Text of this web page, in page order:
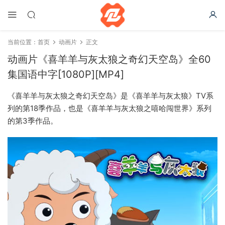
当前位置： 首页 动画片 正文
动画片《喜羊羊与灰太狼之奇幻天空岛》全60
集国语中字[1080P][MP4]
《喜羊羊与灰太狼之奇幻天空岛》是《喜羊羊与灰太狼》TV系
列的第18季作品，也是《喜羊羊与灰太狼之嘻哈闯世界》系列
的第3季作品。